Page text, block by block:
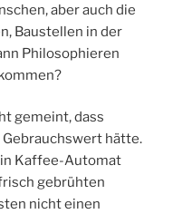
aber auch die
Baustellen in der
Philosophieren
gemeint, dass
hätte.
Kaffee-Automat
gebrühten
nicht einen